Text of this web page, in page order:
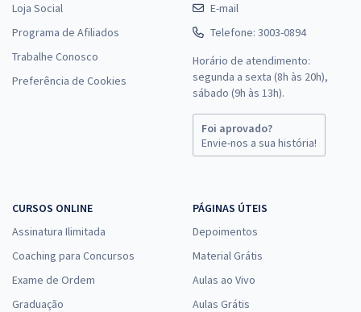
Loja Social
Programa de Afiliados
Trabalhe Conosco
Preferência de Cookies
E-mail
Telefone: 3003-0894
Horário de atendimento:
segunda a sexta (8h às 20h),
sábado (9h às 13h).
Foi aprovado?
Envie-nos a sua história!
CURSOS ONLINE
Assinatura Ilimitada
Coaching para Concursos
Exame de Ordem
Graduação
PÁGINAS ÚTEIS
Depoimentos
Material Grátis
Aulas ao Vivo
Aulas Grátis